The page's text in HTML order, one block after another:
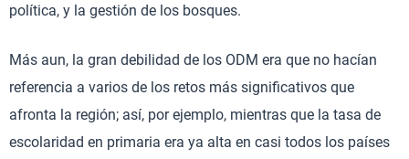
política, y la gestión de los bosques.
Más aun, la gran debilidad de los ODM era que no hacían
referencia a varios de los retos más significativos que
afronta la región; así, por ejemplo, mientras que la tasa de
escolaridad en primaria era ya alta en casi todos los países